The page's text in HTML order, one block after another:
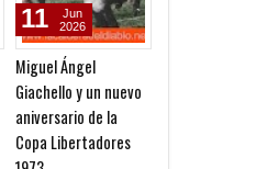
Miguel Ángel
Giachello y un nuevo
aniversario de la
Copa Libertadores
11
Jun
2026